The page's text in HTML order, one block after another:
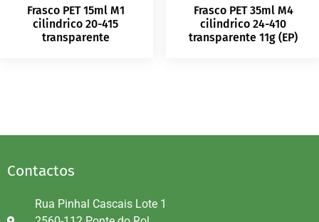
Frasco PET 15ml M1
cilindrico 20-415
transparente
Frasco PET 35ml M4
cilindrico 24-410
transparente 11g (EP)
Contactos
Rua Pinhal Cascais Lote 1